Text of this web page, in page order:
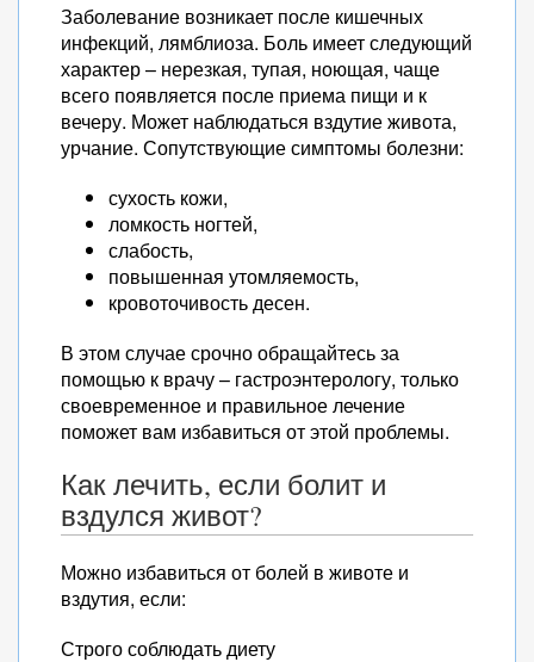
Заболевание возникает после кишечных
инфекций, лямблиоза. Боль имеет следующий
характер – нерезкая, тупая, ноющая, чаще
всего появляется после приема пищи и к
вечеру. Может наблюдаться вздутие живота,
урчание. Сопутствующие симптомы болезни:
сухость кожи,
ломкость ногтей,
слабость,
повышенная утомляемость,
кровоточивость десен.
В этом случае срочно обращайтесь за
помощью к врачу – гастроэнтерологу, только
своевременное и правильное лечение
поможет вам избавиться от этой проблемы.
Как лечить, если болит и
вздулся живот?
Можно избавиться от болей в животе и
вздутия, если:
Строго соблюдать диету